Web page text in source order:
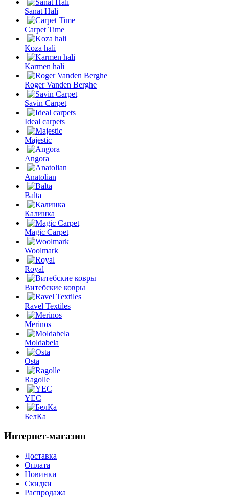
Sanat Hali
Carpet Time
Koza hali
Karmen hali
Roger Vanden Berghe
Savin Carpet
Ideal carpets
Majestic
Angora
Anatolian
Balta
Калинка
Magic Carpet
Woolmark
Royal
Витебские ковры
Ravel Textiles
Merinos
Moldabela
Osta
Ragolle
YEC
БелКа
Интернет-магазин
Доставка
Оплата
Новинки
Скидки
Распродажа